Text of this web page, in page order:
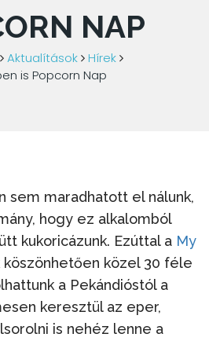
NAP
Aktualítások
Hírek
is Popcorn Nap
sem maradhatott el nálunk,
hogy ez alkalomból
kukoricázunk. Ezúttal a My
köszönhetően közel 30 féle
a Pekándióstól a
keresztül az eper,
is nehéz lenne a